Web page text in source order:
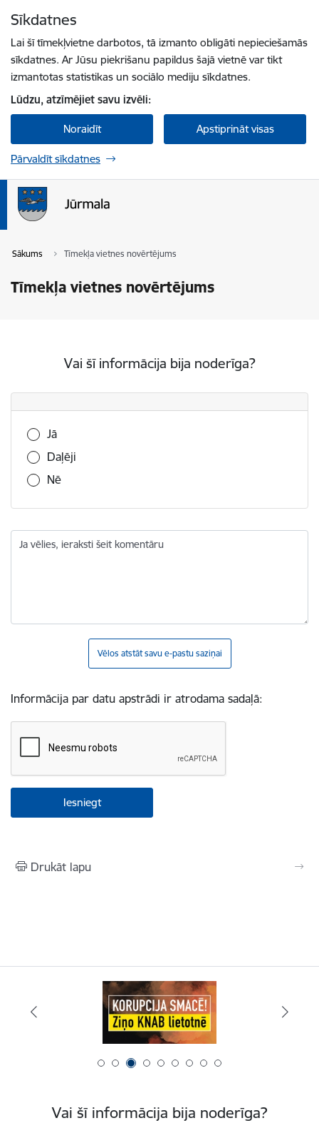
Sīkdatnes
Lai šī tīmekļvietne darbotos, tā izmanto obligāti nepieciešamās
sīkdatnes. Ar Jūsu piekrišanu papildus šajā vietnē var tikt
izmantotas statistikas un sociālo mediju sīkdatnes.
Lūdzu, atzīmējiet savu izvēli:
Noraidīt Apstiprināt visas
Pārvaldīt sīkdatnes
Sākums Tīmekļa vietnes novērtējums
Tīmekļa vietnes novērtējums
Vai šī informācija bija noderīga?
Vai šī informācija bija noderīga?
Jā
Daļēji
Nē
Ja vēlies, ieraksti šeit komentāru
Vēlos atstāt savu e-pastu saziņai
Informācija par datu apstrādi ir atrodama sadaļā:
Drukāt lapu
Vai šī informācija bija noderīga?